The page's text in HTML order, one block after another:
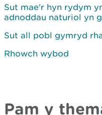
Sut mae'r hyn rydym
adnoddau naturiol yn
Sut all pobl gymryd
Rhowch wybod
Pam y